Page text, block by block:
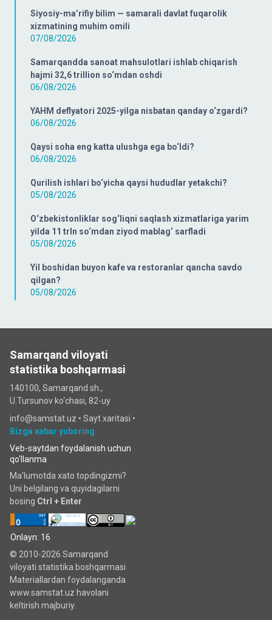
Siyosiy-ma’rifiy bilim — samarali davlat fuqarolik
xizmatining muhim omili
07/08/2026
Samarqandda sanoat mahsulotlari ishlab chiqarish
hajmi 32,6 trillion so‘mdan oshdi
06/08/2026
YAHM deflyatori 2025-yilga nisbatan qanday o‘zgardi?
06/08/2026
Qaysi soha eng katta ulushga ega bo‘ldi?
06/08/2026
Qurilish ishlari bo‘yicha qaysi hududlar yetakchi?
05/08/2026
O‘zbekistonliklar sog‘liqni saqlash xizmatlariga yarim
yilda 11 trln so‘mdan ziyod mablag‘ sarfladi
05/08/2026
Yil boshidan buyon kafe va restoranlar qancha savdo
qilgan?
05/08/2026
Samarqand viloyati
statistika boshqarmasi
140100, Samarqand sh.,
U.Tursunov ko‘chаsi, 82-uy
info@samstat.uz • Sayt xaritasi •
Bizga xabar yuboring
Veb-saytdan foydalanish uchun
qo‘llanma
Ma'lumotda xato topdingizmi?
Uni belgilang va quyidagilarni
bosing Ctrl + Enter
Onlayn: 16
© 2010-2026 Samarqand
viloyati statistika boshqarmasi
Materiallardan foydalanganda
www.samstat.uz havolani
keltirish majburiy.